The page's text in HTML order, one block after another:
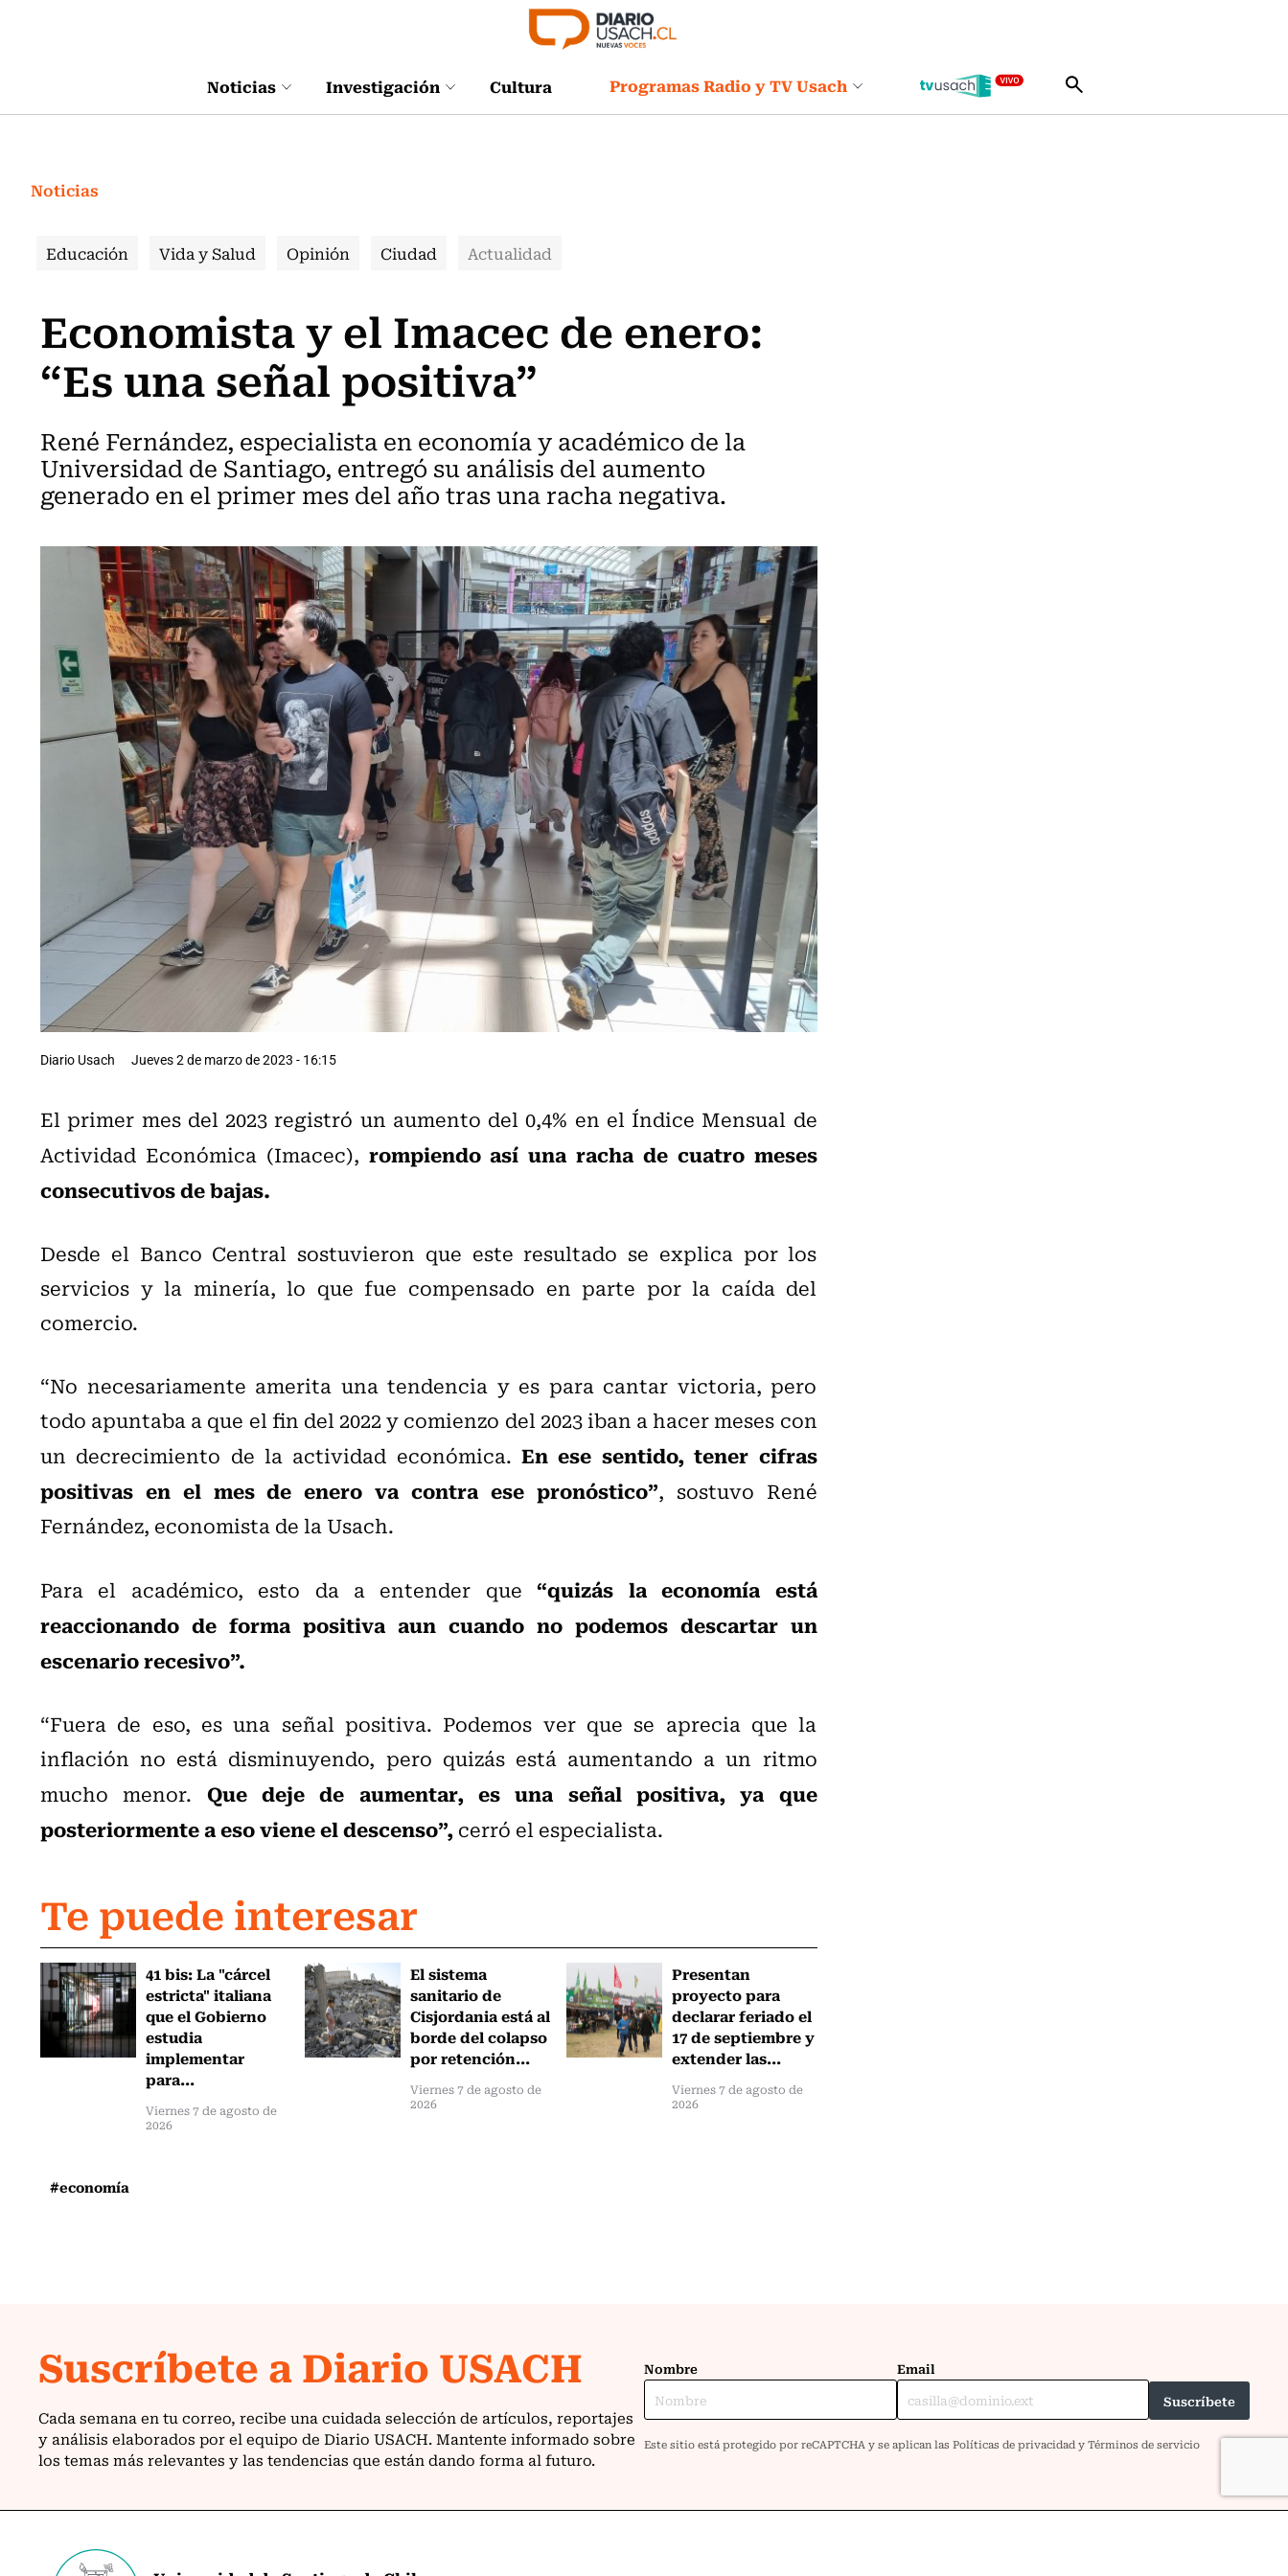
Noticias Investigación Cultura Programas Radio y TV Usach
Noticias
Educación Vida y Salud Opinión Ciudad Actualidad
Economista y el Imacec de enero:
“Es una señal positiva”
René Fernández, especialista en economía y académico de la
Universidad de Santiago, entregó su análisis del aumento
generado en el primer mes del año tras una racha negativa.
Diario Usach Jueves 2 de marzo de 2023 - 16:15
El primer mes del 2023 registró un aumento del 0,4% en el Índice Mensual de
Actividad Económica (Imacec), rompiendo así una racha de cuatro meses
consecutivos de bajas.
Desde el Banco Central sostuvieron que este resultado se explica por los
servicios y la minería, lo que fue compensado en parte por la caída del
comercio.
“No necesariamente amerita una tendencia y es para cantar victoria, pero
todo apuntaba a que el fin del 2022 y comienzo del 2023 iban a hacer meses con
un decrecimiento de la actividad económica.En ese sentido, tener cifras
positivas en el mes de enero va contra ese pronóstico”, sostuvo René
Fernández, economista de la Usach.
Para el académico, esto da a entender que“quizás la economía está
reaccionando de forma positiva aun cuando no podemos descartar un
escenario recesivo”.
“Fuera de eso, es una señal positiva. Podemos ver que se aprecia que la
inflación no está disminuyendo, pero quizás está aumentando a un ritmo
mucho menor. Que deje de aumentar, es una señal positiva, ya que
posteriormente a eso viene el descenso”,cerró el especialista.
Te puede interesar
41 bis: La "cárcel
estricta" italiana
que el Gobierno
estudia
implementar
para...
Viernes 7 de agosto de
2026
El sistema
sanitario de
Cisjordania está al
borde del colapso
por retención...
Viernes 7 de agosto de
2026
Presentan
proyecto para
declarar feriado el
17 de septiembre y
extender las...
Viernes 7 de agosto de
2026
#economía